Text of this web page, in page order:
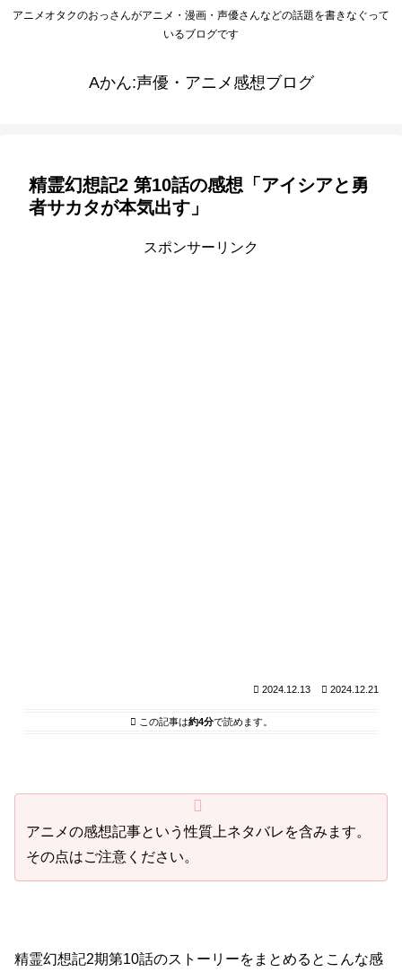
アニメオタクのおっさんがアニメ・漫画・声優さんなどの話題を書きなぐって
いるブログです
Aかん:声優・アニメ感想ブログ
精霊幻想記2 第10話の感想「アイシアと勇
者サカタが本気出す」
スポンサーリンク
2024.12.13 2024.12.21
この記事は約4分で読めます。
アニメの感想記事という性質上ネタバレを含みます。
その点はご注意ください。
精霊幻想記2期第10話のストーリーをまとめるとこんな感